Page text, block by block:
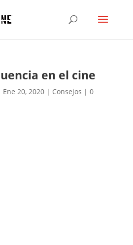
en el cine
Ene 20, 2020| Consejos | 0